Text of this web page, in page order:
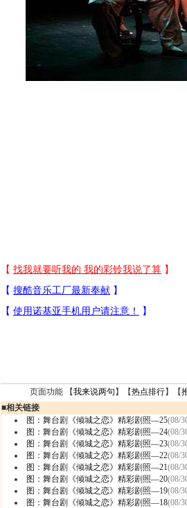
页面功能 【我来说两句 】【热点排行】【
■相关链接
图：舞台剧《倾城之恋》精彩剧照—25(08/
图：舞台剧《倾城之恋》精彩剧照—24(08/
图：舞台剧《倾城之恋》精彩剧照—23(08/
图：舞台剧《倾城之恋》精彩剧照—22(08/
图：舞台剧《倾城之恋》精彩剧照—21(08/
图：舞台剧《倾城之恋》精彩剧照—20(08/
图：舞台剧《倾城之恋》精彩剧照—19(08/
图：舞台剧《倾城之恋》精彩剧照—18(08/